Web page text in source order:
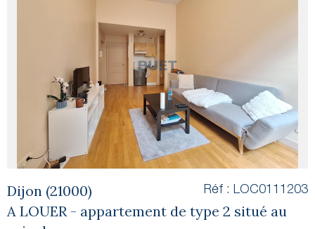
voir le
bien
Dijon (21000)
A LOUER - appartement de type 2 situé au
Réf : LOC0111203